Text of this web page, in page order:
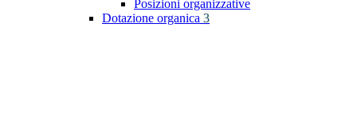
Posizioni organizzative
Dotazione organica 3